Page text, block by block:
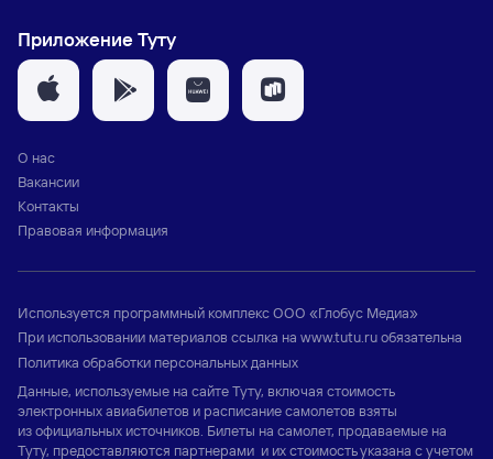
Приложение Туту
О нас
Вакансии
Контакты
Правовая информация
Используется программный комплексООО «Глобус Медиа»
При использовании материалов ссылка на www.tutu.ruобязательна
Политика обработки персональных данных
Данные, используемые на сайте Туту, включая стоимость
электронных авиабилетов и расписание самолетов взяты
из официальных источников. Билеты на самолет, продаваемые на
Туту, предоставляются партнерами и их стоимость указана с учетом